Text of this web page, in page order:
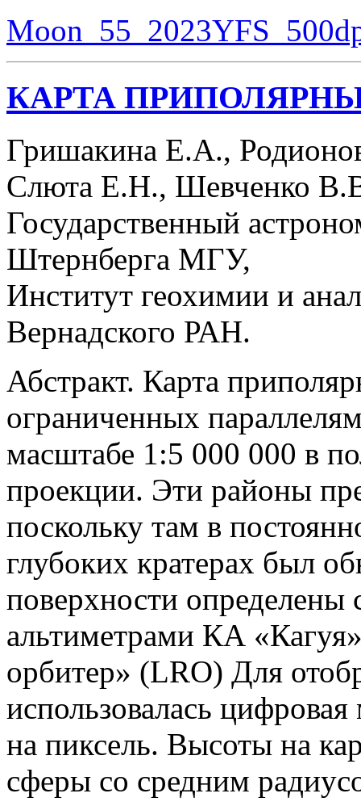
КАРТА
Гришакина Е.А.,
Слюта Е.Н., Шевченко
Государственный
Штернберга МГУ,
Институт геохимии и
Вернадского РАН.
Абстракт. Карта
ограниченных
масштабе 1:5 000 000 в
проекции. Эти районы
поскольку там в
глубоких кратерах был
поверхности определены
альтиметрами КА
орбитер» (LRO) Для
использовалась
на пиксель. Высоты на
сферы со средним